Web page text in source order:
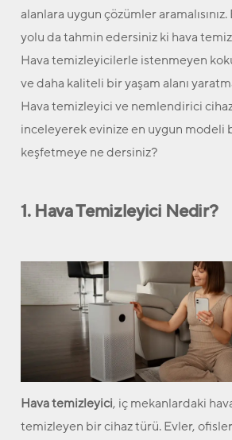
alanlara uygun çözümler
yolu da tahmin edersiniz ki hava
Hava temizleyicilerle istenmeyen
ve daha kaliteli bir yaşam alanı
Hava temizleyici ve nemlendirici
inceleyerek evinize en uygun modeli
keşfetmeye ne dersiniz?
1. Hava Temizleyici Nedir?
Hava temizleyici, iç mekanlardaki
temizleyen bir cihaz türü. Evler,